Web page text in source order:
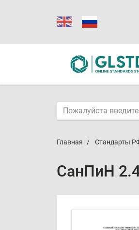
Главная Стандарты
СанПиН